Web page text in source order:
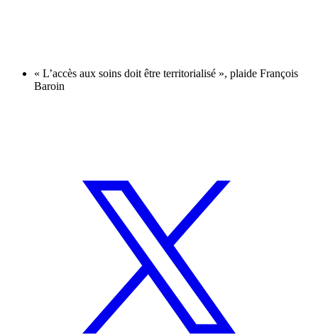
« L’accès aux soins doit être territorialisé », plaide François
Baroin